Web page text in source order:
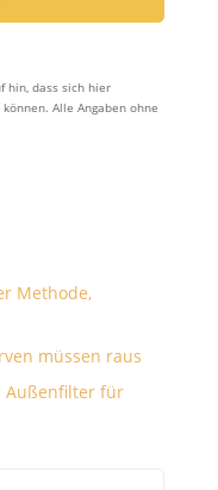
hin, dass sich hier
Alle Angaben ohne
Methode,
müssen raus
Außenfilter für